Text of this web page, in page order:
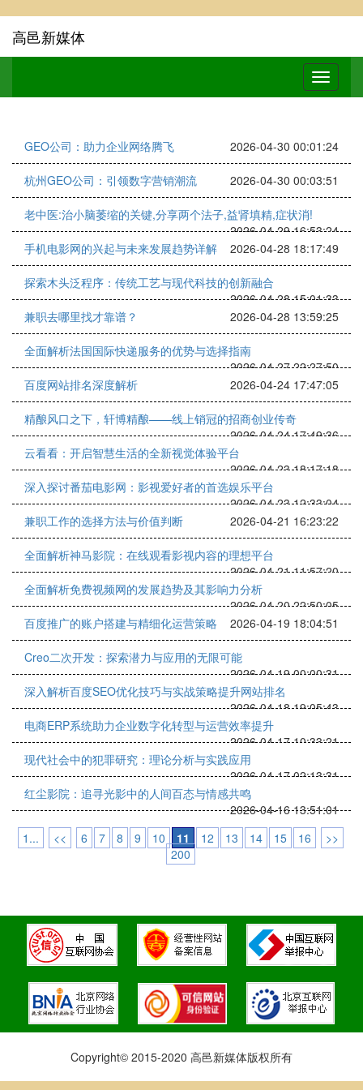
高邑新媒体
GEO公司：助力企业网络腾飞 2026-04-30 00:01:24
杭州GEO公司：引领数字营销潮流 2026-04-30 00:03:51
老中医:治小脑萎缩的关键,分享两个法子,益肾填精,症状消!
2026-04-29 16:53:24
手机电影网的兴起与未来发展趋势详解
2026-04-28 18:17:49
探索木头泛程序：传统工艺与现代科技的创新融合
2026-04-28 15:01:33
兼职去哪里找才靠谱？
2026-04-28 13:59:25
全面解析法国国际快递服务的优势与选择指南
2026-04-27 22:27:50
百度网站排名深度解析
2026-04-24 17:47:05
精酿风口之下，轩博精酿——线上销冠的招商创业传奇
2026-04-24 17:49:36
云看看：开启智慧生活的全新视觉体验平台
2026-04-23 18:17:18
深入探讨番茄电影网：影视爱好者的首选娱乐平台
2026-04-23 12:33:04
兼职工作的选择方法与价值判断
2026-04-21 16:23:22
全面解析神马影院：在线观看影视内容的理想平台
2026-04-21 11:57:20
全面解析免费视频网的发展趋势及其影响力分析
2026-04-20 22:50:05
百度推广的账户搭建与精细化运营策略
2026-04-19 18:04:51
Creo二次开发：探索潜力与应用的无限可能
2026-04-19 00:00:31
深入解析百度SEO优化技巧与实战策略提升网站排名
2026-04-18 19:05:43
电商ERP系统助力企业数字化转型与运营效率提升
2026-04-17 10:33:21
现代社会中的犯罪研究：理论分析与实践应用
2026-04-17 02:13:31
红尘影院：追寻光影中的人间百态与情感共鸣
2026-04-16 13:51:01
1...
<< 6 7 8 9 10 11 12 13 14 15 16
>>
200
Copyright© 2015-2020 高邑新媒体版权所有